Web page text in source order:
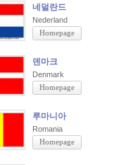
네덜란드
Nederland
Homepage
덴마크
Denmark
Homepage
루마니아
Romania
Homepage